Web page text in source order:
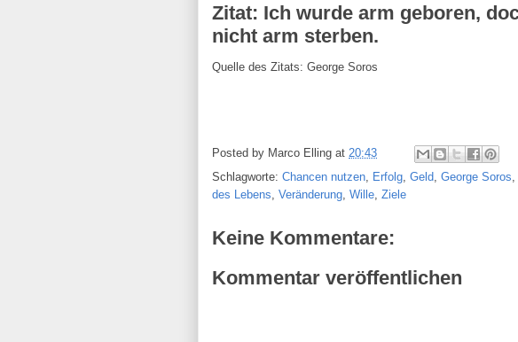
Zitat: Ich wurde arm geboren,
nicht arm sterben.
Quelle des Zitats: George Soros
Posted by Marco Elling at 20:43
Schlagworte: Chancen nutzen Erfolg Geld George Soros
des Lebens Veränderung Wille Ziele
Keine Kommentare:
Kommentar veröffentlichen